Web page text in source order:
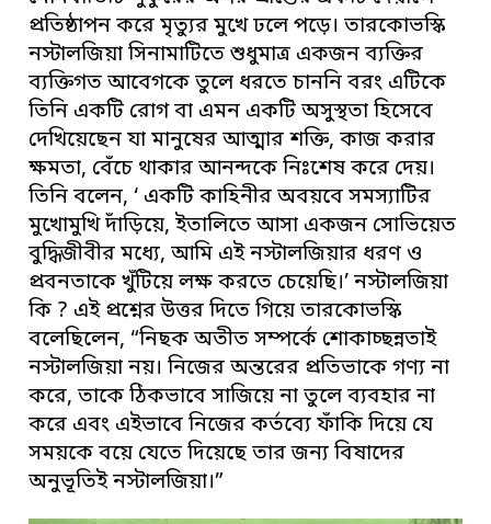
প্রতিষ্ঠাপন করে মৃত্যুর মুখে ঢলে পড়ে। তারকোভস্কি
নস্টালজিয়া সিনামাটিতে শুধুমাত্র একজন ব্যক্তির
ব্যক্তিগত আবেগকে তুলে ধরতে চাননি বরং এটিকে
তিনি একটি রোগ বা এমন একটি অসুস্থতা হিসেবে
দেখিয়েছেন যা মানুষের আত্মার শক্তি, কাজ করার
ক্ষমতা, বেঁচে থাকার আনন্দকে নিঃশেষ করে দেয়।
তিনি বলেন, ‘ একটি কাহিনীর অবয়বে সমস্যাটির
মুখোমুখি দাঁড়িয়ে, ইতালিতে আসা একজন সোভিয়েত
বুদ্ধিজীবীর মধ্যে, আমি এই নস্টালজিয়ার ধরণ ও
প্রবনতাকে খুঁটিয়ে লক্ষ করতে চেয়েছি।’ নস্টালজিয়া
কি ? এই প্রশ্নের উত্তর দিতে গিয়ে তারকোভস্কি
বলেছিলেন, “নিছক অতীত সম্পর্কে শোকাচ্ছন্নতাই
নস্টালজিয়া নয়। নিজের অন্তরের প্রতিভাকে গণ্য না
করে, তাকে ঠিকভাবে সাজিয়ে না তুলে ব্যবহার না
করে এবং এইভাবে নিজের কর্তব্যে ফাঁকি দিয়ে যে
সময়কে বয়ে যেতে দিয়েছে তার জন্য বিষাদের
অনুভূতিই নস্টালজিয়া।”